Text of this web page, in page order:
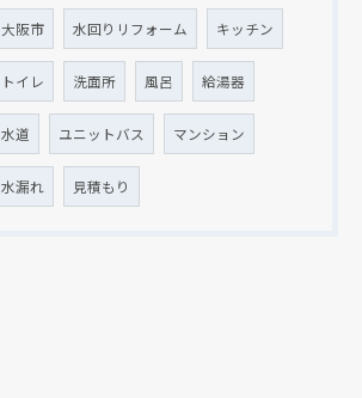
大阪市 水回りリフォーム キッチン
トイレ 洗面所 風呂 給湯器
水道 ユニットバス マンション
水漏れ 見積もり